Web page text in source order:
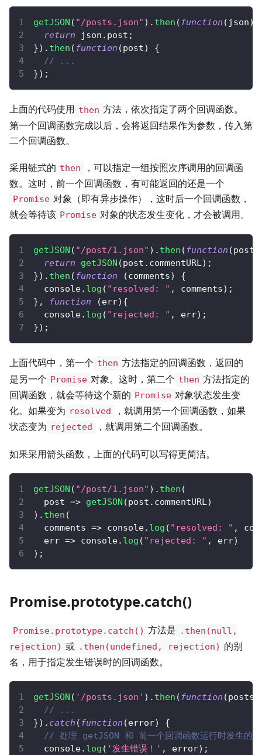
getJSON ( "/posts.json" ) . then ( function ( json)
return json . post ;
}) . then ( function (post)
{
// ...
}) ;
上面的代码使用 then 方法，依次指定了两个回调函数。
第一个回调函数完成以后，会将返回结果作为参数，传入第
二个回调函数。
采用链式的 then
，可以指定一组按照次序调用的回调函
数。这时，前一个回调函数，有可能返回的还是一个
Promise 对象（即有异步操作），这时后一个回调函数，
就会等待该 Promise 对象的状态发生变化，才会被调用。
getJSON ( "/post/1.json" ) . then ( function (post
return
getJSON (post . commentURL) ;
}) . then ( function (comments)
{
console. log ( "resolved: " , comments) ;
} , function (err) {
console. log ( "rejected: " , err) ;
}) ;
上面代码中，第一个 then 方法指定的回调函数，返回的
是另一个 Promise 对象。这时，第二个 then 方法指定的
回调函数，就会等待这个新的 Promise 对象状态发生变
化。如果变为 resolved
，就调用第一个回调函数，如果
状态变为 rejected ，就调用第二个回调函数。
如果采用箭头函数，上面的代码可以写得更简洁。
getJSON ( "/post/1.json" ) . then (
post => getJSON (post . commentURL)
) . then (
comments => console. log ( "resolved: " ,
err => console. log ( "rejected: " , err)
) ;
Promise.prototype.catch()
Promise.prototype.catch() 方法是 .then(null,
rejection) 或 .then(undefined, rejection) 的别
名，用于指定发生错误时的回调函数。
getJSON ( '/posts.json' ) . then ( function (posts
// ...
}) . catch ( function (error)
{
// 处理 getJSON 和 前一个回调函数运行时发生的
console. log ( '发生错误！' , error) ;